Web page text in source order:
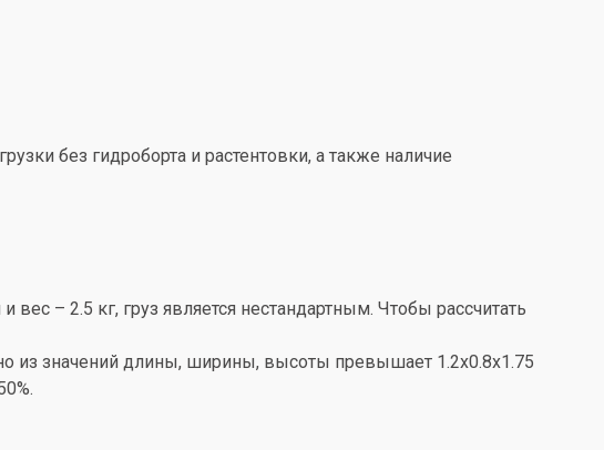
без гидроборта и растентовки, а также наличие
– 2.5 кг, груз является нестандартным. Чтобы рассчитать
из значений длины, ширины, высоты превышает 1.2x0.8x1.75